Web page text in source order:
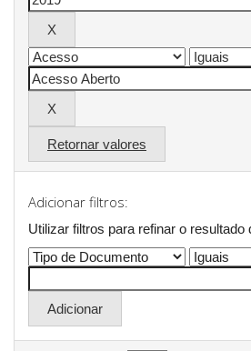
Retornar valores
Adicionar filtros:
Utilizar filtros para refinar o resultado